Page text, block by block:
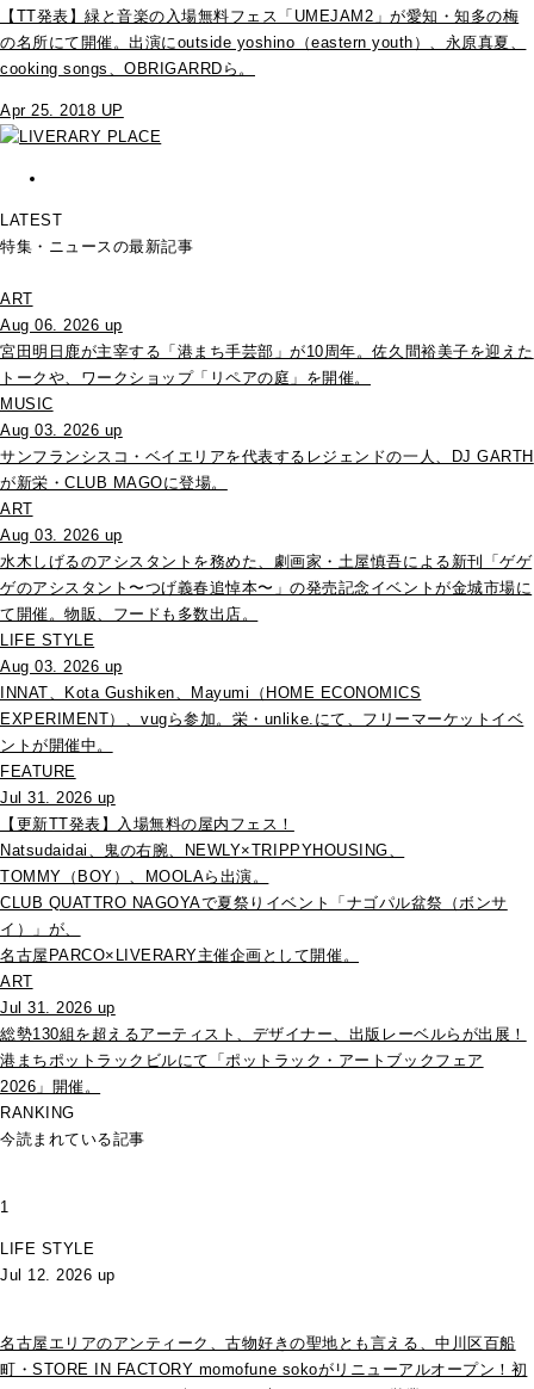
【TT発表】緑と音楽の入場無料フェス「UMEJAM2」が愛知・知多の梅
の名所にて開催。出演にoutside yoshino（eastern youth）、永原真夏、
cooking songs、OBRIGARRDら。
Apr 25. 2018 UP
LATEST
特集・ニュースの最新記事
ART
Aug 06. 2026 up
宮田明日鹿が主宰する「港まち手芸部」が10周年。佐久間裕美子を迎えた
トークや、ワークショップ「リペアの庭」を開催。
MUSIC
Aug 03. 2026 up
サンフランシスコ・ベイエリアを代表するレジェンドの一人、DJ GARTH
が新栄・CLUB MAGOに登場。
ART
Aug 03. 2026 up
水木しげるのアシスタントを務めた、劇画家・土屋慎吾による新刊「ゲゲ
ゲのアシスタント〜つげ義春追悼本〜」の発売記念イベントが金城市場に
て開催。物販、フードも多数出店。
LIFE STYLE
Aug 03. 2026 up
INNAT、Kota Gushiken、Mayumi（HOME ECONOMICS
EXPERIMENT）、vugら参加。栄・unlike.にて、フリーマーケットイベ
ントが開催中。
FEATURE
Jul 31. 2026 up
【更新TT発表】入場無料の屋内フェス！
Natsudaidai、鬼の右腕、NEWLY×TRIPPYHOUSING、
TOMMY（BOY）、MOOLAら出演。
CLUB QUATTRO NAGOYAで夏祭りイベント「ナゴパル盆祭（ボンサ
イ）」が、
名古屋PARCO×LIVERARY主催企画として開催。
ART
Jul 31. 2026 up
総勢130組を超えるアーティスト、デザイナー、出版レーベルらが出展！
港まちポットラックビルにて「ポットラック・アートブックフェア
2026」開催。
RANKING
今読まれている記事
1
LIFE STYLE
Jul 12. 2026 up
名古屋エリアのアンティーク、古物好きの聖地とも言える、中川区百船
町・STORE IN FACTORY momofune sokoがリニューアルオープン！初